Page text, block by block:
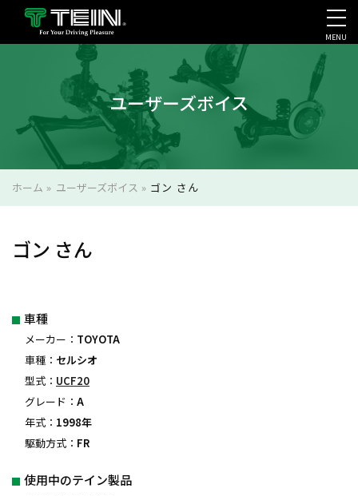
会社案内・採用・IR
MENU
ユーザーズボイス
ホーム » ユーザーズボイス » ゴン さん
ゴン さん
車種
メーカー： TOYOTA
車種： セルシオ
型式： UCF20
グレード： A
年式： 1998年
駆動方式： FR
使用中のテイン製品